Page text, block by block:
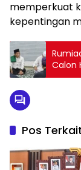
memperkuat
kepentingan
Calon
Pos